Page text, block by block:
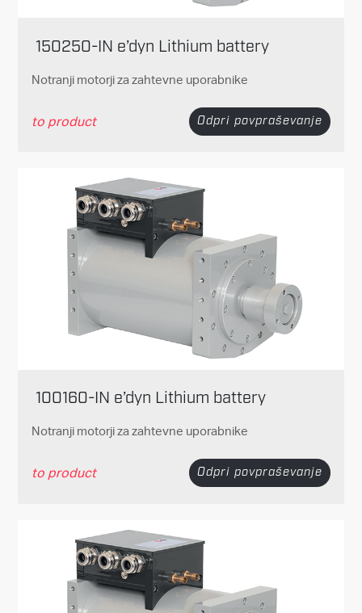
150250-IN e’dyn Lithium battery
Notranji motorji za zahtevne uporabnike
to product Odpri povpraševanje
100160-IN e’dyn Lithium battery
Notranji motorji za zahtevne uporabnike
to product Odpri povpraševanje